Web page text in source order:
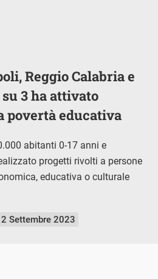
Reggio Calabria e
3 ha attivato
povertà educativa
abitanti 0-17 anni e
progetti rivolti a persone
educativa o culturale
Settembre 2023